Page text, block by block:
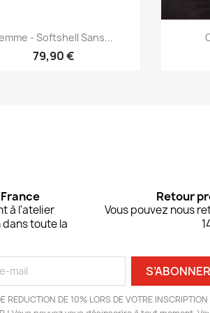
Aperçu rapide
- Softshell Sans...
79,90 €
à l'atelier
toute la
Retour
Vous pouvez nous
REDUCTION DE 10% LORS DE VOTRE INSCRIPTION